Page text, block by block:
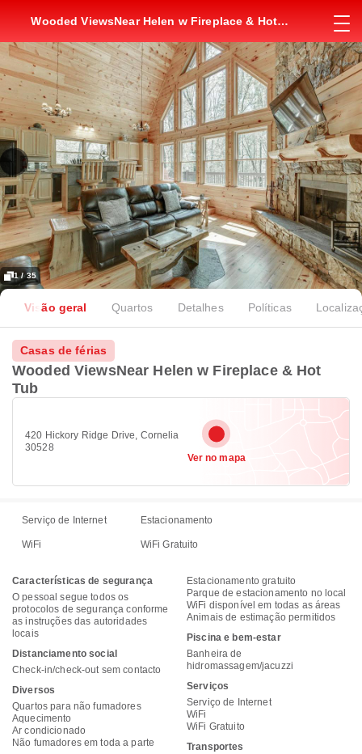
Wooded ViewsNear Helen w Fireplace & Hot
1 / 35
Visão geral Quartos Detalhes Políticas
Casas de férias
Wooded ViewsNear Helen w Fireplace & Hot
Tub
420 Hickory Ridge Drive, Cornelia
30528
Ver no mapa
Serviço de Internet Estacionamento
WiFi WiFi Gratuito
Características de segurança
O pessoal segue todos os
protocolos de segurança conforme
as instruções das autoridades
locais
Distanciamento social
Check-in/check-out sem contacto
Diversos
Quartos para não fumadores
Aquecimento
Ar condicionado
Não fumadores em toda a parte
Estacionamento gratuito
Parque de estacionamento no local
WiFi disponível em todas as áreas
Animais de estimação permitidos
Piscina e bem-estar
Banheira de
hidromassagem/jacuzzi
Serviços
Serviço de Internet
WiFi
WiFi Gratuito
Transportes